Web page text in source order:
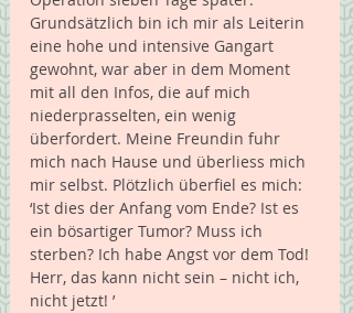
Grundsätzlich bin ich mir als Leiterin
eine hohe und intensive Gangart
gewohnt, war aber in dem Moment
mit all den Infos, die auf mich
niederprasselten, ein wenig
überfordert. Meine Freundin fuhr
mich nach Hause und überliess mich
mir selbst. Plötzlich überfiel es mich:
‘Ist dies der Anfang vom Ende? Ist es
ein bösartiger Tumor? Muss ich
sterben? Ich habe Angst vor dem Tod!
Herr, das kann nicht sein – nicht ich,
nicht jetzt! ’